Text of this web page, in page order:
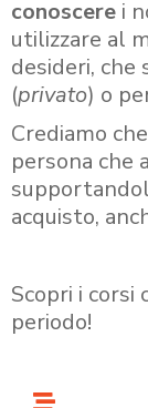
conoscere i
utilizzare al
desideri,
(privato) o
Crediamo
persona che
acquisto,
Scopri i corsi
periodo!